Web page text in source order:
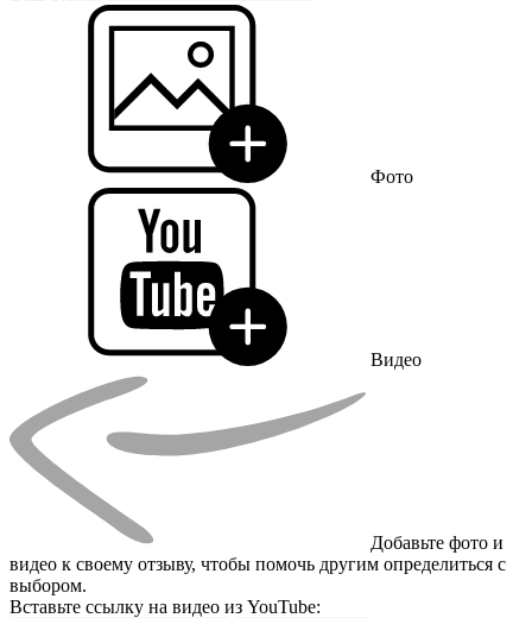
Фото
Видео
Добавьте фото и
видео к своему отзыву, чтобы помочь другим определиться с
выбором.
Вставьте ссылку на видео из YouTube: